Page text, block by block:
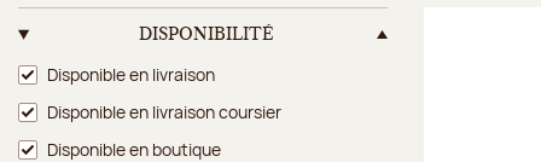
DISPONIBILITÉ
Disponibilité
Disponible en livraison
Disponible en livraison coursier
Disponible en boutique